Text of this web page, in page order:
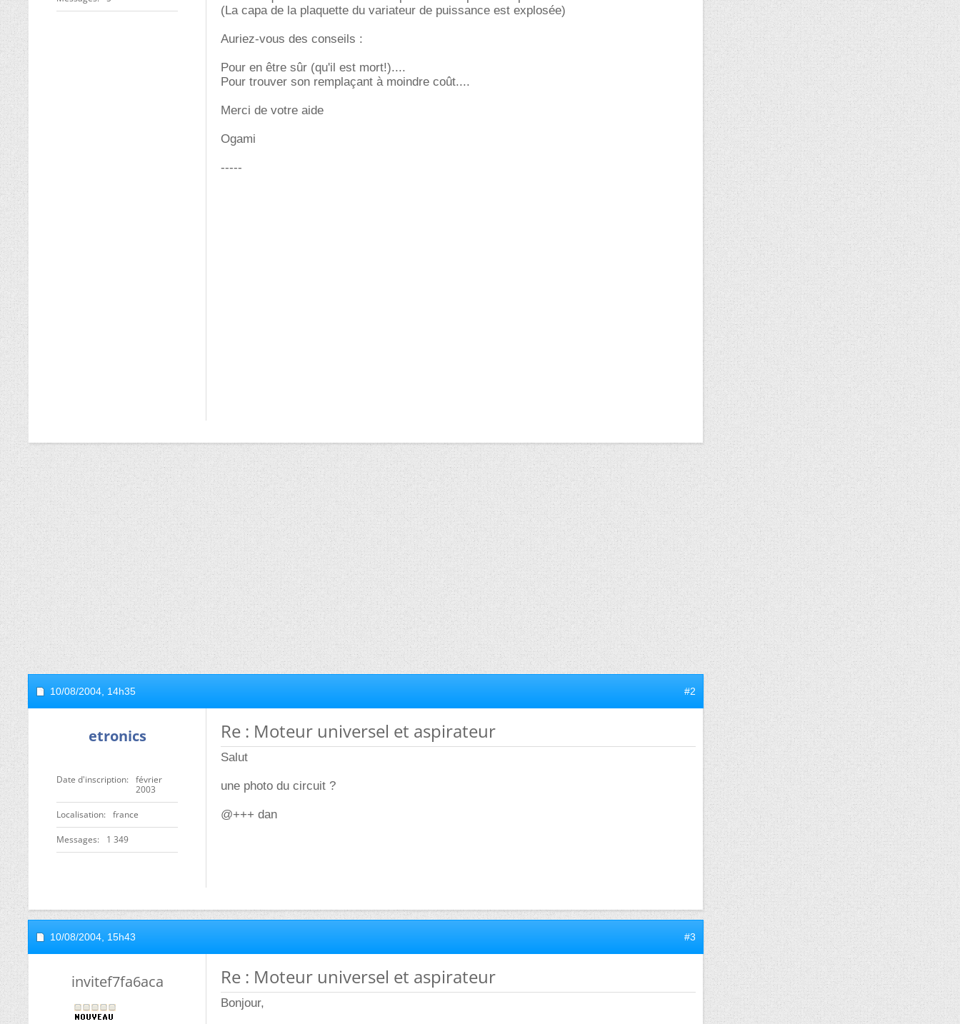
(La capa de la plaquette du variateur de puissance est explosée)
Auriez-vous des conseils :
Pour en être sûr (qu'il est mort!)....
Pour trouver son remplaçant à moindre coût....
Merci de votre aide
Ogami
-----
10/08/2004, 14h35 #2
etronics
Date d'inscription
février
2003
Localisation france
Messages 1 349
Re : Moteur universel et aspirateur
Salut
une photo du circuit ?
@+++ dan
10/08/2004, 15h43 #3
invitef7fa6aca Re : Moteur universel et aspirateur
Bonjour,